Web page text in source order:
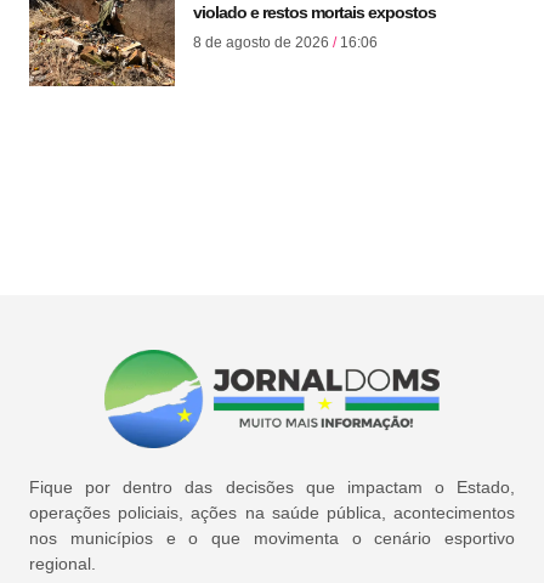
violado e restos mortais expostos
8 de agosto de 2026 16:06
Fique por dentro das decisões que impactam o Estado,
operações policiais, ações na saúde pública, acontecimentos
nos municípios e o que movimenta o cenário esportivo
regional.